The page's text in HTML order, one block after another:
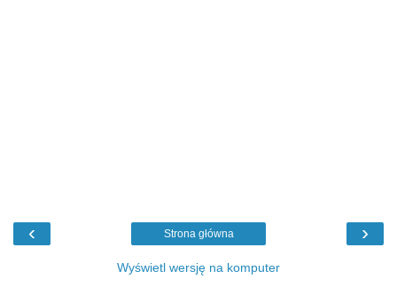
‹ ›
Strona główna
Wyświetl wersję na komputer